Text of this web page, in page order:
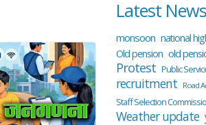
Latest News
monsoon national
Old pension old
Protest Public
recruitment Road
Staff Selection
Weather update